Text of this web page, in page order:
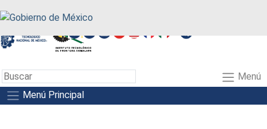
Menú
Menú Principal